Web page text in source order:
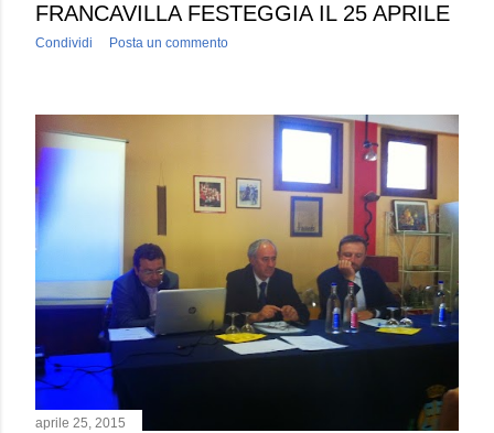
FRANCAVILLA FESTEGGIA IL 25 APRILE
Condividi Posta un commento
aprile 25, 2015